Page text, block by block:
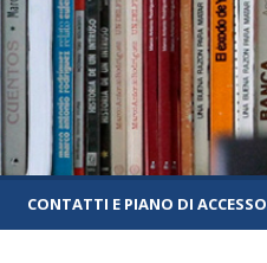
CONTATTI E PIANO DI ACCESSO